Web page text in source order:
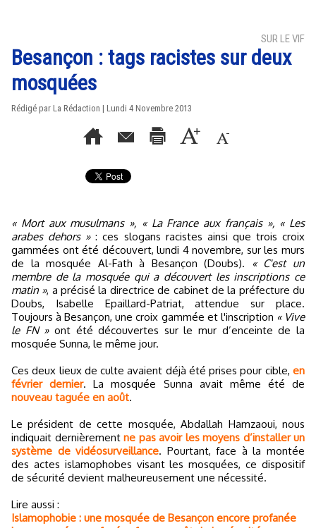
SUR LE VIF
Besançon : tags racistes sur deux
mosquées
Rédigé par La Rédaction | Lundi 4 Novembre 2013
« Mort aux musulmans », « La France aux français », « Les
arabes dehors »: ces slogans racistes ainsi que trois croix
gammées ont été découvert, lundi 4 novembre, sur les murs
de la mosquée Al-Fath à Besançon (Doubs).
« C'est un
membre de la mosquée qui a découvert les inscriptions ce
matin », a précisé la directrice de cabinet de la préfecture du
Doubs, Isabelle Epaillard-Patriat, attendue sur place.
Toujours à Besançon, une croix gammée et l'inscription « Vive
le FN »ont été découvertes sur le mur d’enceinte de la
mosquée Sunna, le même jour.
Ces deux lieux de culte avaient déjà été prises pour cible, en
février dernier. La mosquée Sunna avait même été de
nouveau taguée en août.
Le président de cette mosquée, Abdallah Hamzaoui, nous
indiquait dernièrement ne pas avoir les moyens d’installer un
système de vidéosurveillance. Pourtant, face à la montée
des actes islamophobes visant les mosquées, ce dispositif
de sécurité devient malheureusement une nécessité.
Lire aussi :
Islamophobie : une mosquée de Besançon encore profanée